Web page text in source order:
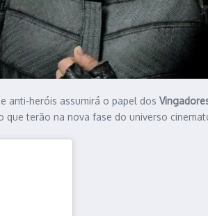
anti-heróis assumirá o papel dos
que terão na nova fase do universo